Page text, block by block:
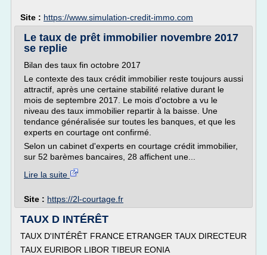
Site : https://www.simulation-credit-immo.com
Le taux de prêt immobilier novembre 2017
se replie
Bilan des taux fin octobre 2017
Le contexte des taux crédit immobilier reste toujours aussi
attractif, après une certaine stabilité relative durant le
mois de septembre 2017. Le mois d'octobre a vu le
niveau des taux immobilier repartir à la baisse. Une
tendance généralisée sur toutes les banques, et que les
experts en courtage ont confirmé.
Selon un cabinet d'experts en courtage crédit immobilier,
sur 52 barèmes bancaires, 28 affichent une...
Lire la suite
Site : https://2l-courtage.fr
TAUX D INTÉRÊT
TAUX D'INTÉRÊT FRANCE ETRANGER TAUX DIRECTEUR
TAUX EURIBOR LIBOR TIBEUR EONIA